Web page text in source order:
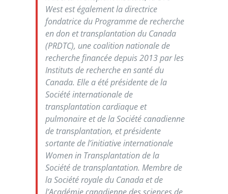
West est également la directrice
fondatrice du Programme de recherche
en don et transplantation du Canada
(PRDTC), une coalition nationale de
recherche financée depuis 2013 par les
Instituts de recherche en santé du
Canada. Elle a été présidente de la
Société internationale de
transplantation cardiaque et
pulmonaire et de la Société canadienne
de transplantation, et présidente
sortante de l’initiative internationale
Women in Transplantation de la
Société de transplantation. Membre de
la Société royale du Canada et de